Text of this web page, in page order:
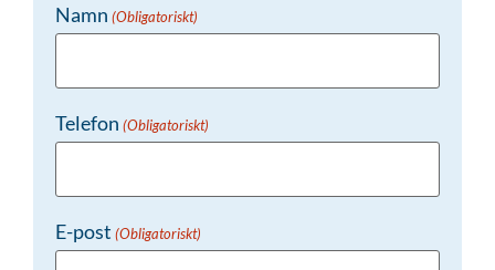
Namn (Obligatoriskt)
Telefon (Obligatoriskt)
E-post (Obligatoriskt)